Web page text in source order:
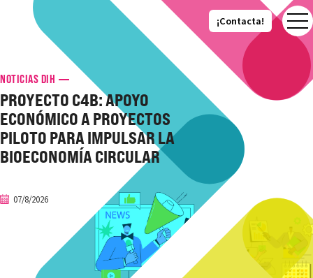
¡Contacta!
¡Contacta!
NOTICIAS DIH
PROYECTO C4B: APOYO
ECONÓMICO A PROYECTOS
PILOTO PARA IMPULSAR LA
BIOECONOMÍA CIRCULAR
07/8/2026